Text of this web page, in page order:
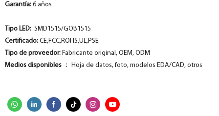
Garantía: 6 años
Tipo LED: SMD1515/GOB1515
Certificado: CE,FCC,ROHS,UL,PSE
Tipo de proveedor: Fabricante original, OEM, ODM
Medios disponibles ： Hoja de datos, foto, modelos EDA/CAD, otros